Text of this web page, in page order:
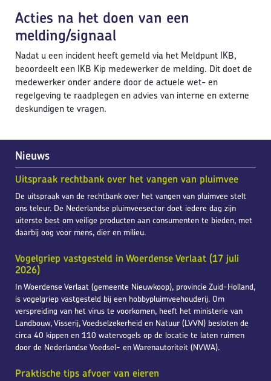
Nieuws
Uitspraak rechtbank over het vangen van pluimvee
De uitspraak van de rechtbank over het vangen van pluimvee stelt
ons teleur. De Nederlandse pluimveesector doet iedere dag zijn
uiterste best om veilige producten aan consumenten te bieden, met
daarbij oog voor mens, dier en milieu.
Vogelgriep vastgesteld in Woerdense Verlaat (17 juli
2026)
In Woerdense Verlaat (gemeente Nieuwkoop), provincie Zuid-Holland,
is vogelgriep vastgesteld bij een hobbypluimveehouderij. Om
verspreiding van het virus te voorkomen, heeft het ministerie van
Landbouw, Visserij, Voedselzekerheid en Natuur (LVVN) besloten de
circa 40 kippen en 110 watervogels op de locatie te laten ruimen
door de Nederlandse Voedsel- en Warenautoriteit (NVWA).
Praktische tips afvoer van eieren
Acties na het doen van een
melding/signaal
Nadat u een incident heeft gemeld via het Meldpunt IKB,
beoordeelt een IKB Kip medewerker de melding. Dit doet de
medewerker onder andere door de actuele wet- en
regelgeving te raadplegen en advies van interne en externe
deskundigen te vragen.